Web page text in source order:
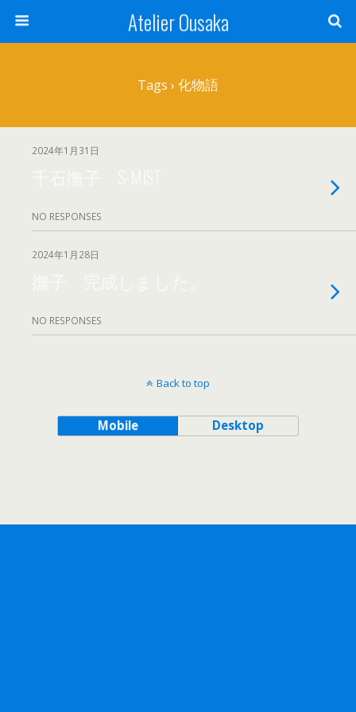
Atelier Ousaka
Tags › 化物語
2024年1月31日
NO RESPONSES
2024年1月28日
NO RESPONSES
Back to top
Mobile Desktop